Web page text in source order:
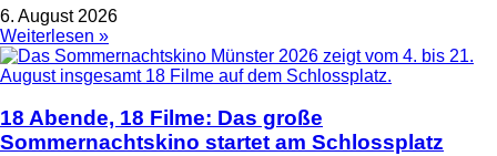
6. August 2026
Weiterlesen »
18 Abende, 18 Filme: Das große
Sommernachtskino startet am Schlossplatz